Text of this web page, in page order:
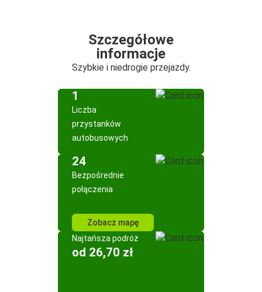
Szczegółowe
informacje
Szybkie i niedrogie przejazdy.
1
Liczba
przystanków
autobusowych
24
Bezpośrednie
połączenia
Zobacz mapę
Najtańsza podróż
od 26,70 zł